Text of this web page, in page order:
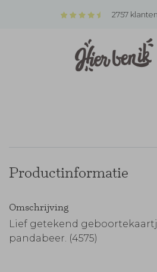
2757
Productinformatie
Omschrijving
Lief getekend
pandabeer. (4575)